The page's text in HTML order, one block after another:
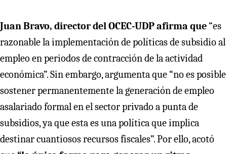
Juan Bravo, director del OCEC-UDP afirma que “es
razonable la implementación de políticas de subsidio al
empleo en periodos de contracción de la actividad
económica”. Sin embargo, argumenta que “no es posible
sostener permanentemente la generación de empleo
asalariado formal en el sector privado a punta de
subsidios, ya que esta es una política que implica
destinar cuantiosos recursos fiscales”. Por ello, acotó